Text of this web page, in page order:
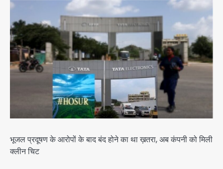
भूजल प्रदूषण के आरोपों के बाद बंद होने का था ख़तरा, अब कंपनी को मिली
क्लीन चिट